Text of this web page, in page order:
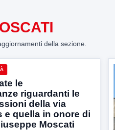
della sezione.
le
riguardanti le
della via
e quella in onore di
Moscati